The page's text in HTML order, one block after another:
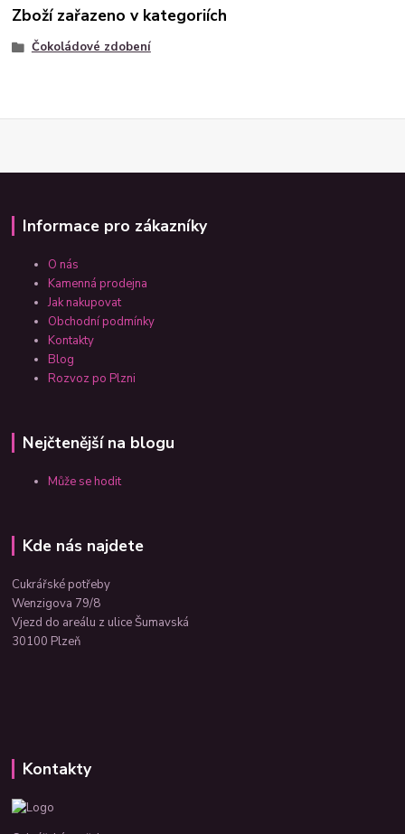
Zboží zařazeno v kategoriích
Čokoládové zdobení
Informace pro zákazníky
O nás
Kamenná prodejna
Jak nakupovat
Obchodní podmínky
Kontakty
Blog
Rozvoz po Plzni
Nejčtenější na blogu
Může se hodit
Kde nás najdete
Cukrářské potřeby
Wenzigova 79/8
Vjezd do areálu z ulice Šumavská
30100 Plzeň
Kontakty